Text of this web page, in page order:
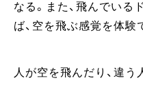
なる。また、飛んでいる
ば、空を飛ぶ感覚を体験
人が空を飛んだり、違